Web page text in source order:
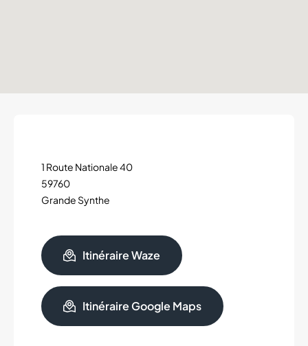
1 Route Nationale 40
59760
Grande Synthe
Itinéraire Waze
Itinéraire Google Maps